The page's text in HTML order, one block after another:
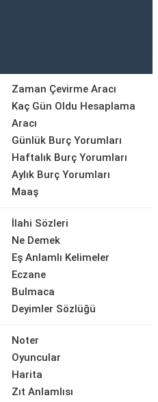
Zaman Çevirme Aracı
Kaç Gün Oldu Hesaplama
Aracı
Günlük Burç Yorumları
Haftalık Burç Yorumları
Aylık Burç Yorumları
Maaş
İlahi Sözleri
Ne Demek
Eş Anlamlı Kelimeler
Eczane
Bulmaca
Deyimler Sözlüğü
Noter
Oyuncular
Harita
Zıt Anlamlısı